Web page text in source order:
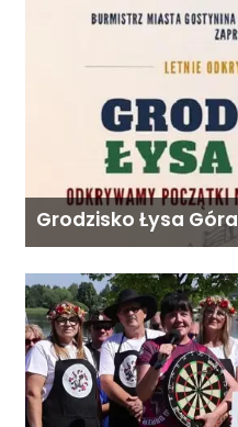
Grodzisko Łysa Góra